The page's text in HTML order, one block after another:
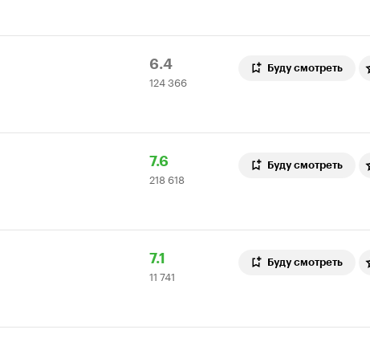
Рейтинг
Кинопоиска
6.4
124
366
124 366
Буду смотреть
Рейтинг
Кинопоиска
7.6
218
618
218 618
Буду смотреть
Рейтинг
Кинопоиска
7.1
11
741
11 741
Буду смотреть